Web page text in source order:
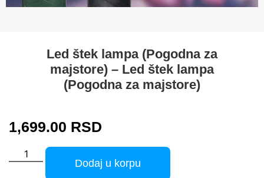
Led štek lampa (Pogodna za
majstore) – Led štek lampa
(Pogodna za majstore)
1,699.00 RSD
Dodaj u korpu